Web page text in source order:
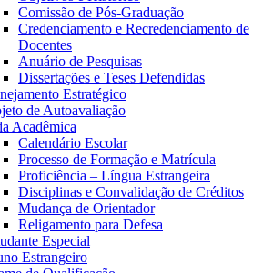
Comissão de Pós-Graduação
Credenciamento e Recredenciamento de
Docentes
Anuário de Pesquisas
Dissertações e Teses Defendidas
Estratégico
de Autoavaliação
Acadêmica
Calendário Escolar
Processo de Formação e Matrícula
Proficiência – Língua Estrangeira
Disciplinas e Convalidação de Créditos
Mudança de Orientador
Religamento para Defesa
Especial
Estrangeiro